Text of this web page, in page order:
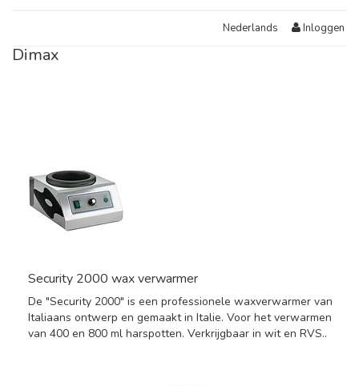
Nederlands Inloggen
Dimax
Security 2000 wax verwarmer
De "Security 2000" is een professionele waxverwarmer van
Italiaans ontwerp en gemaakt in Italie. Voor het verwarmen
van 400 en 800 ml harspotten. Verkrijgbaar in wit en RVS..